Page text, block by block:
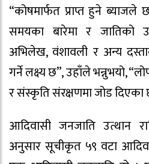
“कोषमार्फत प्राप्त हुने ब्याजले
समयका बारेमा र जातिको
अभिलेख, वंशावली र अन्य
गर्ने लक्ष्य छ”, उहाँले भन्नुभयो,
र संस्कृति संरक्षणमा जोड दिएका
आदिवासी जनजाति उत्थान
अनुसार सूचीकृत ५९ वटा